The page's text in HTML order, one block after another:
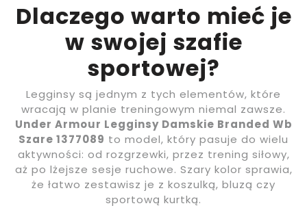
Dlaczego warto mieć je
w swojej szafie
sportowej?
Legginsy są jednym z tych elementów, które
wracają w planie treningowym niemal zawsze.
Under Armour Legginsy Damskie Branded Wb
Szare 1377089 to model, który pasuje do wielu
aktywności: od rozgrzewki, przez trening siłowy,
aż po lżejsze sesje ruchowe. Szary kolor sprawia,
że łatwo zestawisz je z koszulką, bluzą czy
sportową kurtką.